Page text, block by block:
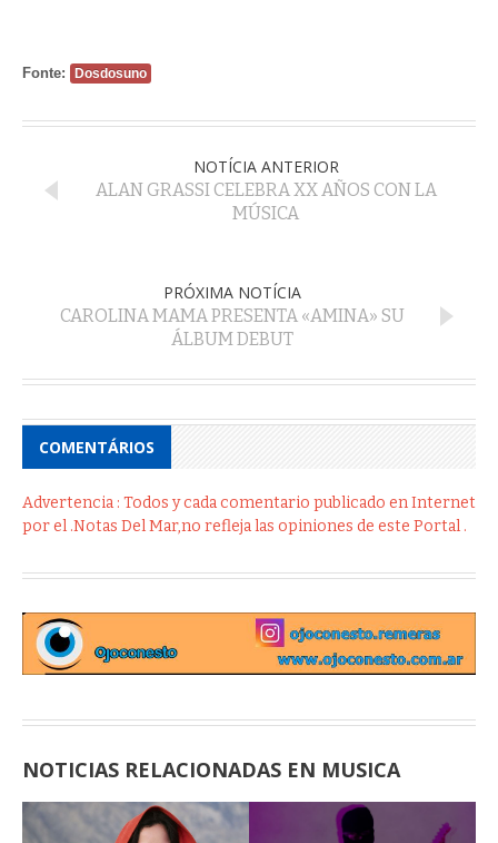
Fonte: Dosdosuno
NOTÍCIA ANTERIOR
ALAN GRASSI CELEBRA XX AÑOS CON LA
MÚSICA
PRÓXIMA NOTÍCIA
CAROLINA MAMA PRESENTA «AMINA» SU
ÁLBUM DEBUT
COMENTÁRIOS
Advertencia : Todos y cada comentario publicado en Internet
por el .Notas Del Mar,no refleja las opiniones de este Portal .
NOTICIAS RELACIONADAS EN MUSICA